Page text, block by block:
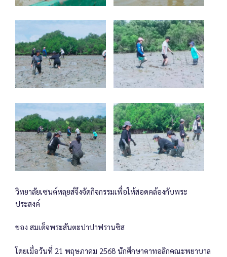
วิทยาลัยเซนต์หลุยส์จึงจัดกิจกรรมเพื่อให้สอดคล้องกับพระ
ประสงค์
ของ สมเด็จพระสันตะปาปาฟรานซิส
โดยเมื่อวันที่ 21 พฤษภาคม 2568 นักศึกษาคาทอลิกคณะพยาบาล